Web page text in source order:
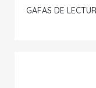
GAFAS DE